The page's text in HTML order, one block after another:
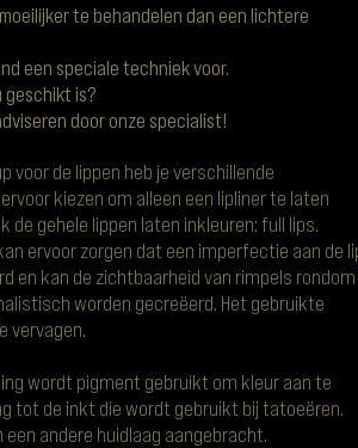
te behandelen dan een lichtere
een speciale techniek voor.
geschikt is?
door onze specialist!
voor de lippen heb je verschillende
kiezen om alleen een lipliner te laten
de gehele lippen laten inkleuren: full lips.
ervoor zorgen dat een imperfectie aan de
en kan de zichtbaarheid van rimpels rondom
worden gecreëerd. Het gebruikte
vervagen.
wordt pigment gebruikt om kleur aan te
tot de inkt die wordt gebruikt bij tatoeëren.
een andere huidlaag aangebracht.